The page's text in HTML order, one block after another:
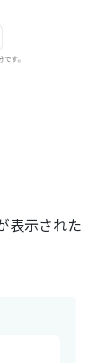
表示された